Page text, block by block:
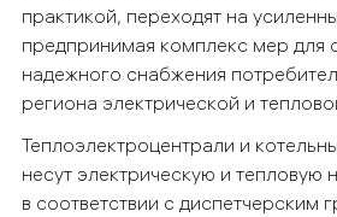
практикой, переходят на
предпринимая комплекс мер для
надежного снабжения
региона электрической и
Теплоэлектроцентрали и
несут электрическую и тепловую
в соответствии с диспетчерским